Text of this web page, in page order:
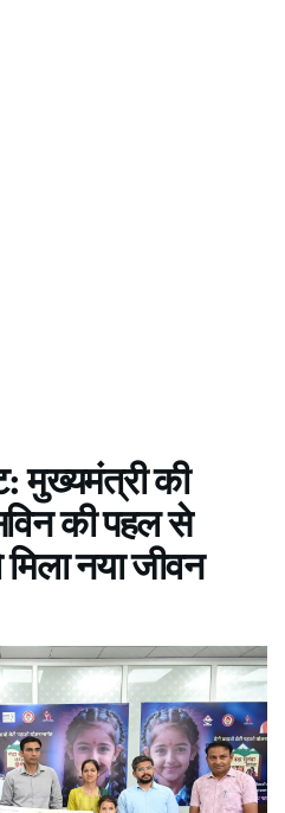
मुख्यमंत्री की
की पहल से
मिला नया जीवन